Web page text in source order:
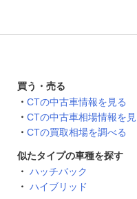
買う・売る
CTの中古車情報を見る
CTの中古車相場情報を見
CTの買取相場を調べる
似たタイプの車種を探す
ハッチバック
ハイブリッド